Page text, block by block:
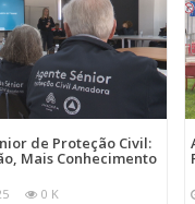
de Proteção Civil:
Mais Conhecimento
0 K